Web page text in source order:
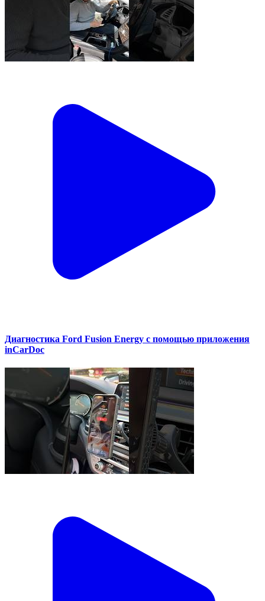
Диагностика Ford Fusion Energy с помощью приложения
inCarDoc